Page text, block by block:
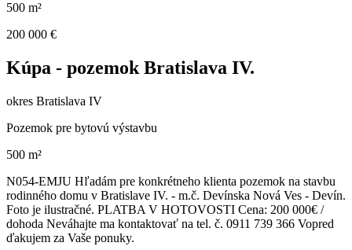
500 m²
200 000 €
Kúpa - pozemok Bratislava IV.
okres Bratislava IV
Pozemok pre bytovú výstavbu
500 m²
N054-EMJU Hľadám pre konkrétneho klienta pozemok na stavbu
rodinného domu v Bratislave IV. - m.č. Devínska Nová Ves - Devín.
Foto je ilustračné. PLATBA V HOTOVOSTI Cena: 200 000€ /
dohoda Neváhajte ma kontaktovať na tel. č. 0911 739 366 Vopred
ďakujem za Vaše ponuky.